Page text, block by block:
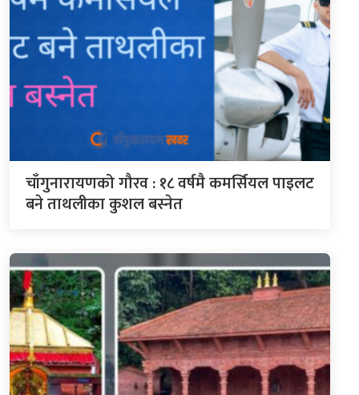
चाँगुनारायणको गौरव : १८ वर्षमै कमर्सियल पाइलट
बने ताथलीका कुशल बस्नेत